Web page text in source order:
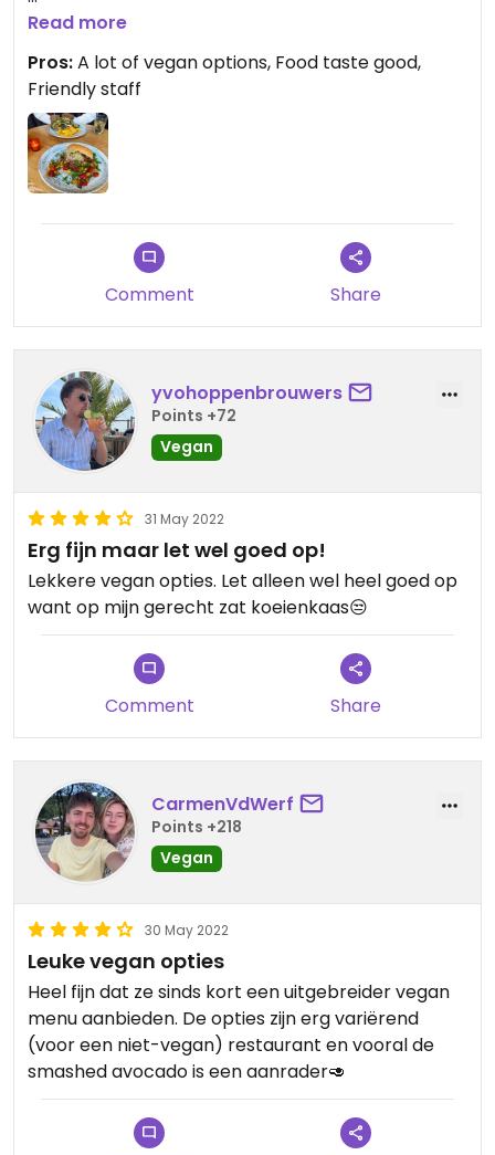
Updated from previous review on 2022-04-29
Read more
Pros:A lot of vegan options, Food taste good,
Friendly staff
Comment Share
yvohoppenbrouwers
Points +72
Vegan
31 May 2022
Erg fijn maar let wel goed op!
Lekkere vegan opties. Let alleen wel heel goed op
want op mijn gerecht zat koeienkaas😒
Comment Share
CarmenVdWerf
Points +218
Vegan
30 May 2022
Leuke vegan opties
Heel fijn dat ze sinds kort een uitgebreider vegan
menu aanbieden. De opties zijn erg variërend
(voor een niet-vegan) restaurant en vooral de
smashed avocado is een aanrader🥑